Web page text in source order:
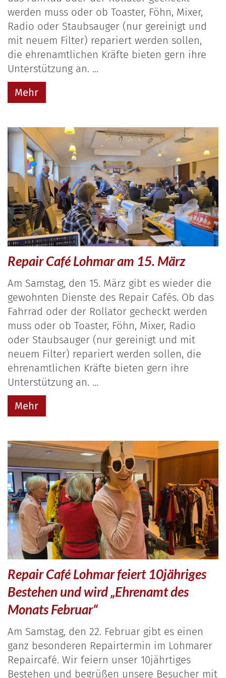
werden muss oder ob Toaster, Föhn, Mixer,
Radio oder Staubsauger (nur gereinigt und
mit neuem Filter) repariert werden sollen,
die ehrenamtlichen Kräfte bieten gern ihre
Unterstützung an. ...
Mehr
Repair Café Lohmar am 15. März
Am Samstag, den 15. März gibt es wieder die
gewohnten Dienste des Repair Cafés. Ob das
Fahrrad oder der Rollator gecheckt werden
muss oder ob Toaster, Föhn, Mixer, Radio
oder Staubsauger (nur gereinigt und mit
neuem Filter) repariert werden sollen, die
ehrenamtlichen Kräfte bieten gern ihre
Unterstützung an. ...
Mehr
Repair Café Lohmar feiert 10jähriges
Bestehen und wird „Ehrenamt des
Monats Februar“
Am Samstag, den 22. Februar gibt es einen
ganz besonderen Repairtermin im Lohmarer
Repaircafé. Wir feiern unser 10jährtiges
Bestehen und begrüßen unsere Besucher mit